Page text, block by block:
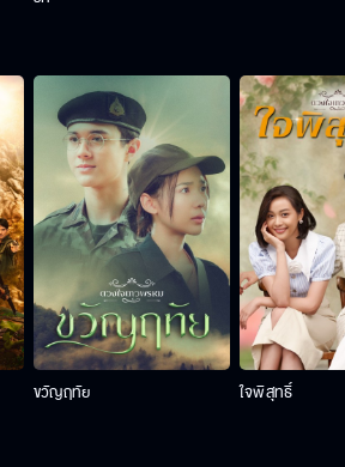
ขวัญฤทัย ใจพิสุทธิ์